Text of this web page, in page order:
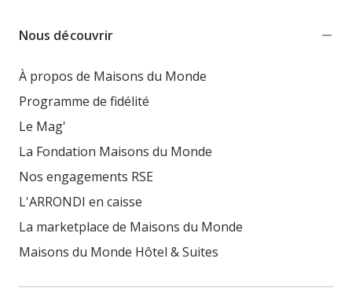
Nous découvrir
À propos de Maisons du Monde
Programme de fidélité
Le Mag'
La Fondation Maisons du Monde
Nos engagements RSE
L'ARRONDI en caisse
La marketplace de Maisons du Monde
Maisons du Monde Hôtel & Suites